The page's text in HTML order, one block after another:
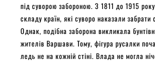
під суворою забороною. З 1811 до 1915
складу країн, які суворо наказали
Однак, подібна заборона викликала
жителів Варшави. Тому, фігура русалки
ледь не на кожній стіні. Влада не могла